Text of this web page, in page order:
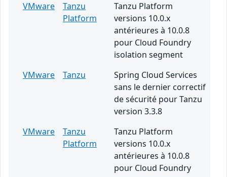
VMware
Tanzu
Platform
Tanzu Platform
versions 10.0.x
antérieures à 10.0.8
pour Cloud Foundry
isolation segment
VMware
Tanzu
Spring Cloud Services
sans le dernier correctif
de sécurité pour Tanzu
version 3.3.8
VMware
Tanzu
Platform
Tanzu Platform
versions 10.0.x
antérieures à 10.0.8
pour Cloud Foundry